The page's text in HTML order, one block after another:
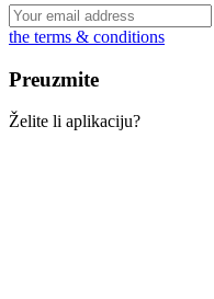
the terms & conditions
Preuzmite
Želite li aplikaciju?